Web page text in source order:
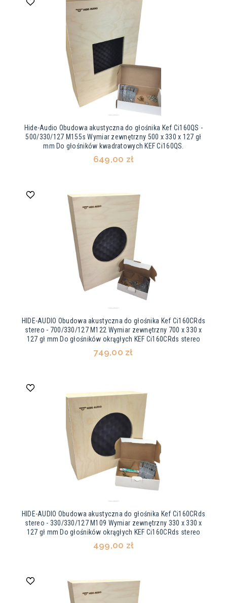
Hide-Audio Obudowa akustyczna do głośnika Kef Ci160QS -
500/330/127 M155s Wymiar zewnętrzny 500 x 330 x 127 gł
mm Do głośników kwadratowych KEF Ci160QS.
649,00 zł
HIDE-AUDIO Obudowa akustyczna do głośnika Kef Ci160CRds
stereo - 700/330/127 M122 Wymiar zewnętrzny 700 x 330 x
127 gł mm Do głośników okrągłych KEF Ci160CRds stereo
749,00 zł
HIDE-AUDIO Obudowa akustyczna do głośnika Kef Ci160CRds
stereo - 330/330/127 M109 Wymiar zewnętrzny 330 x 330 x
127 gł mm Do głośników okrągłych KEF Ci160CRds stereo
499,00 zł